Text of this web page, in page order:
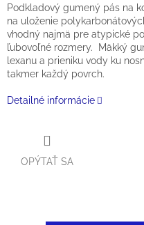
Podkladový gumený pás na
na uloženie
vhodný najmä pre atypické
ľubovoľné rozmery. Mäkký
lexanu a prieniku vody ku
takmer každý povrch.
Detailné informácie
OPÝTAŤ SA